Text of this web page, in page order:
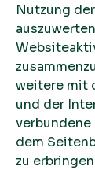
Nutzung
weitere mit
und der
dem
zu